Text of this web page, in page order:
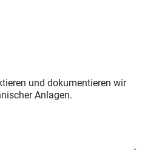
und dokumentieren wir
Anlagen.